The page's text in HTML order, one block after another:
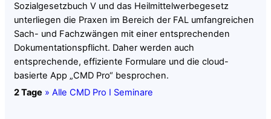
Sozialgesetzbuch V und das Heilmittelwerbegesetz
unterliegen die Praxen im Bereich der FAL umfangreichen
Sach- und Fachzwängen mit einer entsprechenden
Dokumentationspflicht. Daher werden auch
entsprechende, effiziente Formulare und die cloud-
basierte App „CMD Pro“ besprochen.
2 Tage » Alle CMD Pro I Seminare